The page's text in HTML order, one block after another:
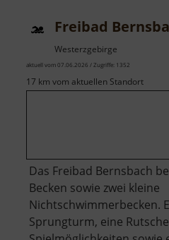
Freibad
Westerzgebirge
aktuell vom 07.06.2026 / Zugriffe: 1352
17 km vom aktuellen Standort
Das Freibad Bernsbach
Becken sowie zwei kleine
Nichtschwimmerbecken.
Sprungturm, eine